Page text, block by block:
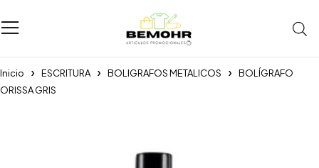
Inicio ESCRITURA BOLIGRAFOS METALICOS
BOLÍGRAFO
ORISSA GRIS